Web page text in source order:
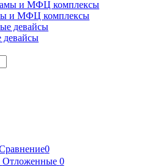
и МФЦ комплексы
девайсы
0
Отложенные 0